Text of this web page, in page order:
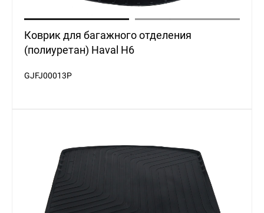
Коврик для багажного отделения
(полиуретан) Haval H6
GJFJ00013P